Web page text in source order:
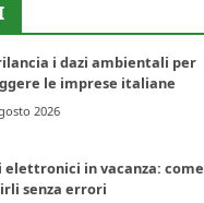
i dazi ambientali per
le imprese italiane
2026
elettronici in vacanza: come
senza errori